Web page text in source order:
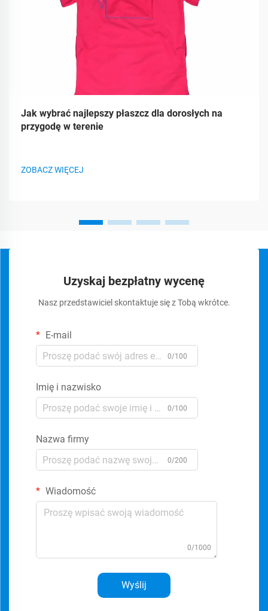
Jak wybrać najlepszy płaszcz dla dorosłych na
przygodę w terenie
ZOBACZ WIĘCEJ
Uzyskaj bezpłatny wycenę
Nasz przedstawiciel skontaktuje się z Tobą wkrótce.
E-mail
0/100
Imię i nazwisko
0/100
Nazwa firmy
0/200
Wiadomość
0/1000
Wyślij